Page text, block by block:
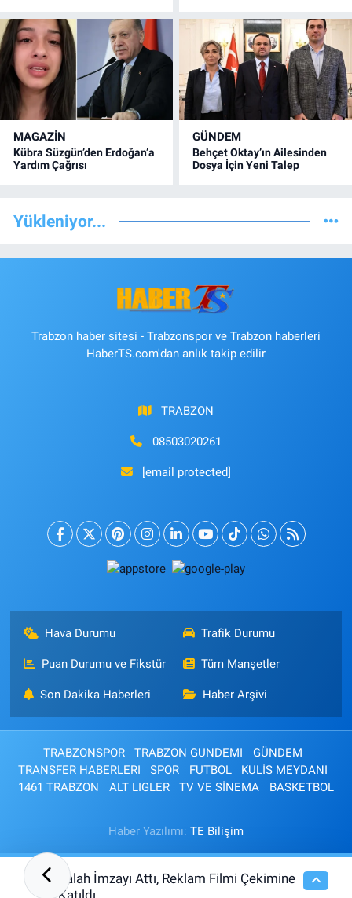
MAGAZİN
Kübra Süzgün’den Erdoğan’a
Yardım Çağrısı
GÜNDEM
Behçet Oktay’ın Ailesinden
Dosya İçin Yeni Talep
Yükleniyor...
Trabzon haber sitesi - Trabzonspor ve Trabzon haberleri
HaberTS.com'dan anlık takip edilir
TRABZON
08503020261
[email protected]
Hava Durumu Trafik Durumu
Puan Durumu ve Fikstür Tüm Manşetler
Son Dakika Haberleri Haber Arşivi
TRABZONSPOR TRABZON GUNDEMI
GÜNDEM
TRANSFER HABERLERI
SPOR FUTBOL
KULİS MEYDANI
1461 TRABZON
ALT LIGLER TV VE SİNEMA BASKETBOL
Haber Yazılımı: TE Bilişim
16:26
Salah İmzayı Attı, Reklam Filmi Çekimine
Katıldı